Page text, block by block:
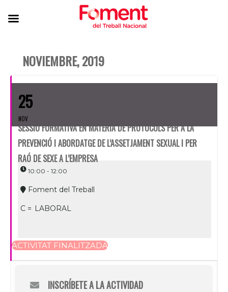
NOVIEMBRE, 2019
25
NOV
SESSIÓ FORMATIVA EN MATÈRIA DE PROTOCOLS PER A LA
PREVENCIÓ I ABORDATGE DE L’ASSETJAMENT SEXUAL I PER
RAÓ DE SEXE A L’EMPRESA
10:00 - 12:00
Foment del Treball
C = LABORAL
ACTIVITAT FINALITZADA
INSCRÍBETE A LA ACTIVIDAD